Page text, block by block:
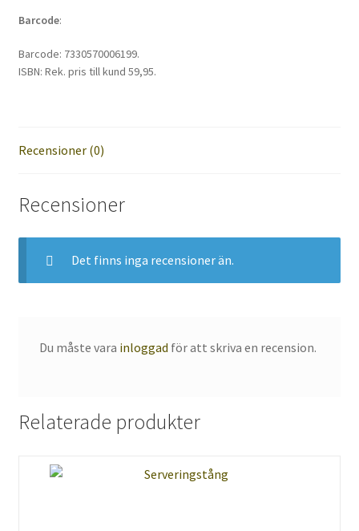
Barcode:
Barcode: 7330570006199.
ISBN: Rek. pris till kund 59,95.
Recensioner (0)
Recensioner
Det finns inga recensioner än.
Du måste vara inloggad för att skriva en recension.
Relaterade produkter